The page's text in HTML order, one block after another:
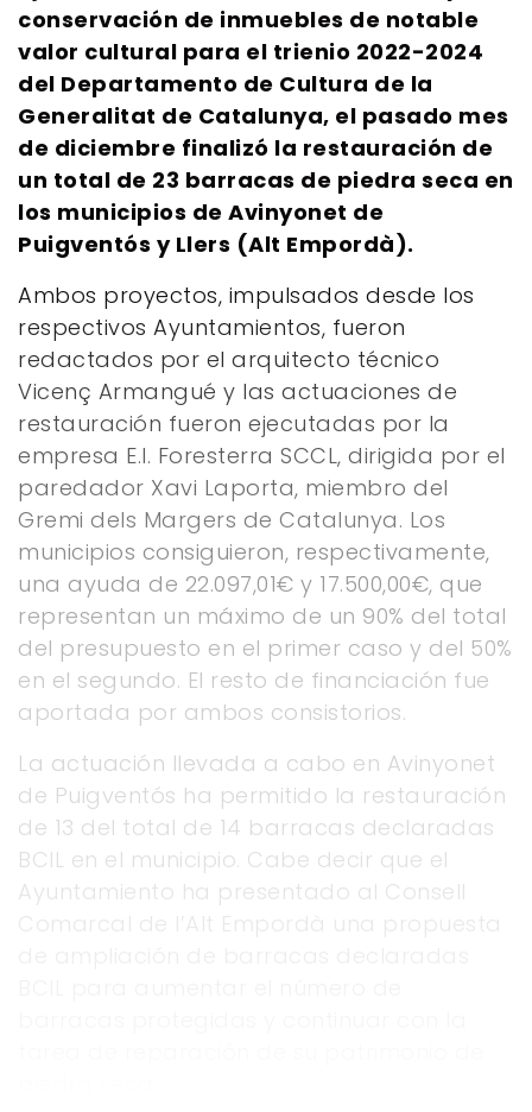
conservación de inmuebles de notable
valor cultural para el trienio 2022-2024
del Departamento de Cultura de la
Generalitat de Catalunya, el pasado mes
de diciembre finalizó la restauración de
un total de 23 barracas de piedra seca en
los municipios de Avinyonet de
Puigventós y Llers (Alt Empordà).
Ambos proyectos, impulsados ​​desde los
respectivos Ayuntamientos, fueron
redactados por el arquitecto técnico
Vicenç Armangué y las actuaciones de
restauración fueron ejecutadas por la
empresa E.I. Foresterra SCCL, dirigida por el
paredador Xavi Laporta, miembro del
Gremi dels Margers de Catalunya. Los
municipios consiguieron, respectivamente,
una ayuda de 22.097,01€ y 17.500,00€, que
representan un máximo de un 90% del total
del presupuesto en el primer caso y del 50%
en el segundo. El resto de financiación fue
aportada por ambos consistorios.
La actuación llevada a cabo en Avinyonet
de Puigventós ha permitido la restauración
de 13 del total de 14 barracas declaradas
BCIL en el municipio. Cabe decir que el
Ayuntamiento ha presentado al Consell